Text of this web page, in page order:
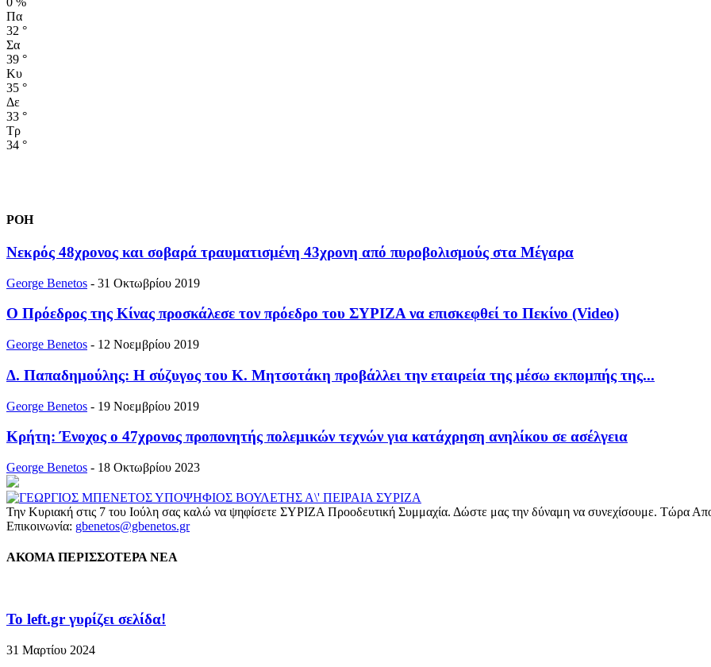
Πα
32 °
Σα
39 °
Κυ
35 °
Δε
33 °
Τρ
34 °
ΡΟΗ
Νεκρός 48χρονος και σοβαρά τραυματισμένη 43χρονη από πυροβολισμούς στα Μέγαρα
George Benetos - 31 Οκτωβρίου 2019
Ο Πρόεδρος της Κίνας προσκάλεσε τον πρόεδρο του ΣΥΡΙΖΑ να επισκεφθεί το Πεκίνο (Video)
George Benetos - 12 Νοεμβρίου 2019
Δ. Παπαδημούλης: Η σύζυγος του Κ. Μητσοτάκη προβάλλει την εταιρεία της μέσω εκπομπής της...
George Benetos - 19 Νοεμβρίου 2019
Κρήτη: Ένοχος ο 47χρονος προπονητής πολεμικών τεχνών για κατάχρηση ανηλίκου σε ασέλγεια
George Benetos - 18 Οκτωβρίου 2023
Την Κυριακή στις 7 του Ιούλη σας καλώ να ψηφίσετε ΣΥΡΙΖΑ Προοδευτική Συμμαχία. Δώστε μας την δύναμη να συνεχίσουμε. Τώρα
Επικοινωνία: gbenetos@gbenetos.gr
ΑΚΟΜΑ ΠΕΡΙΣΣΟΤΕΡΑ ΝΕΑ
To left.gr γυρίζει σελίδα!
31 Μαρτίου 2024